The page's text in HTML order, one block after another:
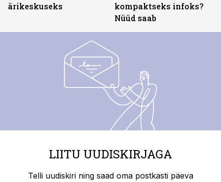
ärikeskuseks
kompaktseks infoks?
Nüüd saab
LIITU UUDISKIRJAGA
Telli uudiskiri ning saad oma postkasti päeva